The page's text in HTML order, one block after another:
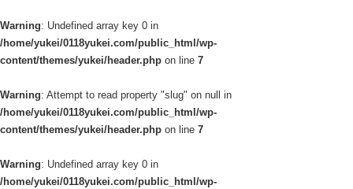
Warning: Undefined array key 0 in
/home/yukei/0118yukei.com/public_html/wp-
content/themes/yukei/header.php on line 7
Warning: Attempt to read property "slug" on null in
/home/yukei/0118yukei.com/public_html/wp-
content/themes/yukei/header.php on line 7
Warning: Undefined array key 0 in
/home/yukei/0118yukei.com/public_html/wp-